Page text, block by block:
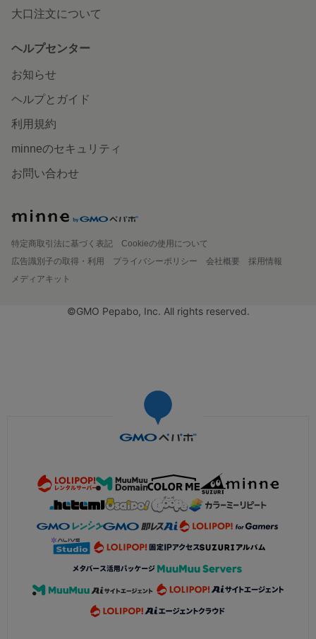
大口注文について
ヘルプセンター
お知らせ
ヘルプとガイド
利用規約
minneのセキュリティ
お問い合わせ
特定商取引法に基づく表記
Cookieの使用について
広告識別子の取得・利用
プライバシーポリシー 会社概要
採用情報
メディアキット
©GMO Pepabo, Inc. All rights reserved.